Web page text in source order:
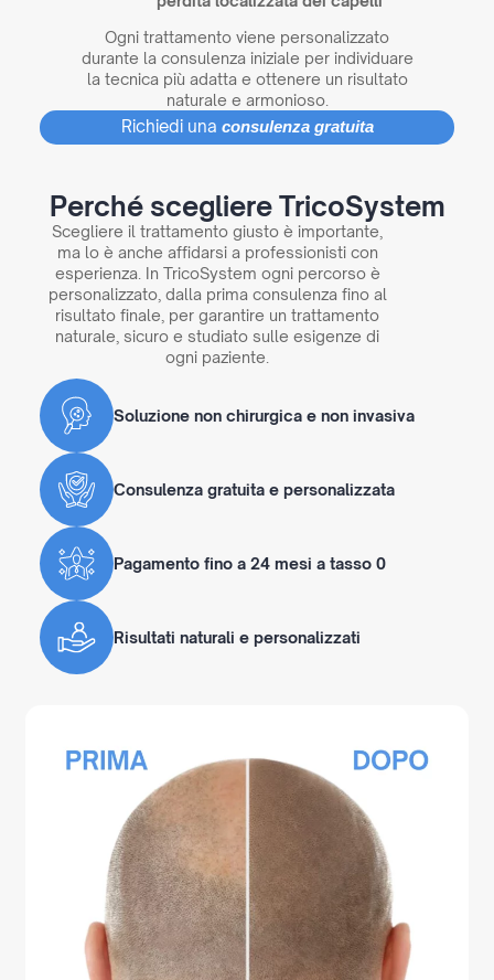
Ogni trattamento viene personalizzato
durante la consulenza iniziale per individuare
la tecnica più adatta e ottenere un risultato
naturale e armonioso.
Richiedi una consulenza gratuita
Perché scegliere TricoSystem
Scegliere il trattamento giusto è importante,
ma lo è anche affidarsi a professionisti con
esperienza. In TricoSystem ogni percorso è
personalizzato, dalla prima consulenza fino al
risultato finale, per garantire un trattamento
naturale, sicuro e studiato sulle esigenze di
ogni paziente.
Soluzione non chirurgica e non invasiva
Consulenza gratuita e personalizzata
Pagamento fino a 24 mesi a tasso 0
Risultati naturali e personalizzati